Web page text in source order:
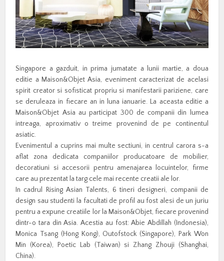
Singapore a gazduit, in prima jumatate a lunii martie, a doua
editie a Maison&Objet Asia, eveniment caracterizat de acelasi
spirit creator si sofisticat propriu si manifestarii pariziene, care
se deruleaza in fiecare an in luna ianuarie. La aceasta editie a
Maison&Objet Asia au participat 300 de companii din lumea
intreaga, aproximativ o treime provenind de pe continentul
asiatic.
Evenimentul a cuprins mai multe sectiuni, in centrul carora s-a
aflat zona dedicata companiilor producatoare de mobilier,
decoratiuni si accesorii pentru amenajarea locuintelor, firme
care au prezentat la targ cele mai recente creatii ale lor.
In cadrul Rising Asian Talents, 6 tineri designeri, companii de
design sau studenti la facultati de profil au fost alesi de un juriu
pentru a expune creatiile lor la Maison&Objet, fiecare provenind
dintr-o tara din Asia. Acestia au fost: Abie Abdillah (Indonesia),
Monica Tsang (Hong Kong), Outofstock (Singapore), Park Won
Min (Korea), Poetic Lab (Taiwan) si Zhang Zhouji (Shanghai,
China).